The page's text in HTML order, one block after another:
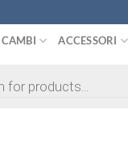
ACCESSORI